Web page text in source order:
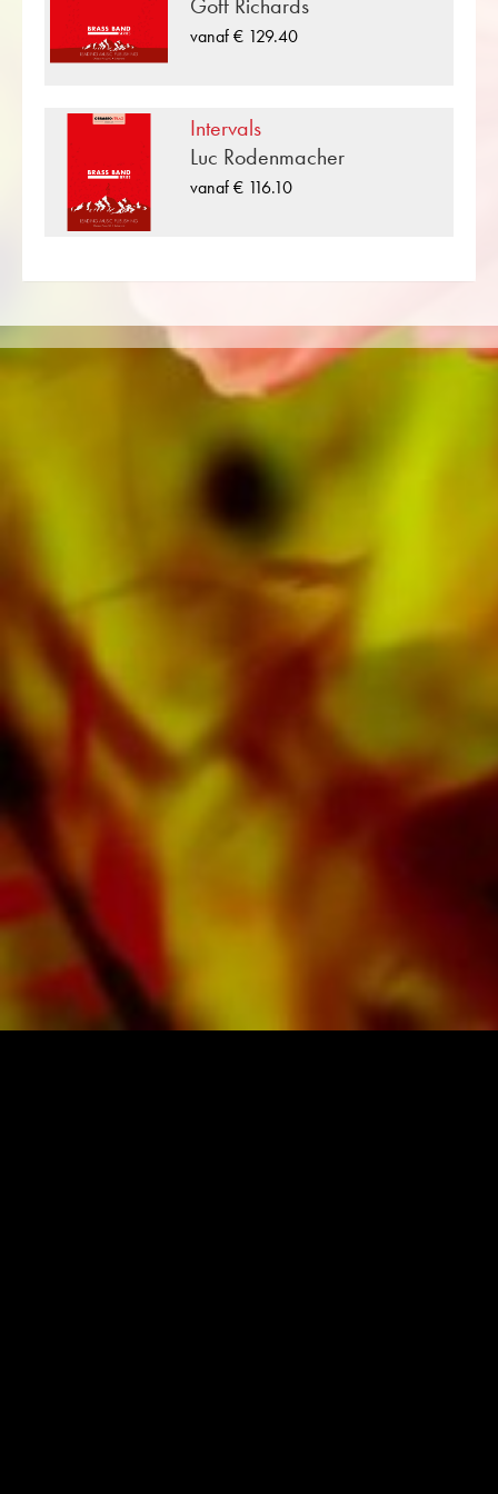
moeilijk) weergegeven.
«November Music» is een van de vele
meer dan 100 componisten en arrangeurs
werken voor de Zwitserse muziekuitgeverij.
Naast de bladmuziek voor Brass Band je vindt
er ook literatuur in andere formaten zoals Brass
Ensemble, Houtblazersensemble,
Leermateriaal. Een groot deel van de eigen
literatuur van de uitgever van topblazers zoals
de Black Dyke Band, Cory Band, Brighouse &
Rastrick Band of de Oberaargauer Brass
Band werd opgenomen op Obrasso Records.
Alle geluidsdragers zijn ook digitaal
Apple, Amazon, Google, Spotify en andere
Alle bladmuziek van Obrasso wordt op
hoogwaardig papier geproduceerd. Het
ietwat gelige notitiepapier biedt een goed
contrast en is prettig voor de ogen in moeilijke
lichtomstandigheden. Levering aan particuliere
klanten wereldwijd is gratis. Bestel nu uw
bladmuziek rechtstreeks bij Obrasso Verlag.
Goff Richards
vanaf € 129.40
Intervals
Luc Rodenmacher
vanaf € 116.10